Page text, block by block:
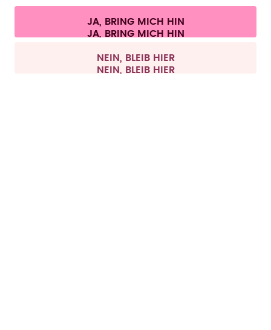
KONTAKT
Cookie-Einstellungen AGB Datenschutz
Alle Preise sind inklusive Mehrwertsteuer und zzgl. Versandkosten.
JA, BRING MICH HIN
NEIN, BLEIB HIER